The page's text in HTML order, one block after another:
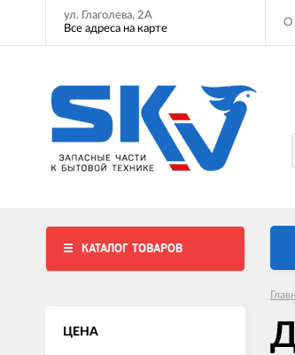
ул. Глаголева, 2А
Все адреса на карте
О
КАТАЛОГ ТОВАРОВ
ЦЕНА